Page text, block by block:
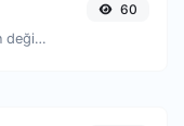
Dosya türü, boyutu ve son değiştirilme tarihi gibi bilgileri görüntüleyin.
60